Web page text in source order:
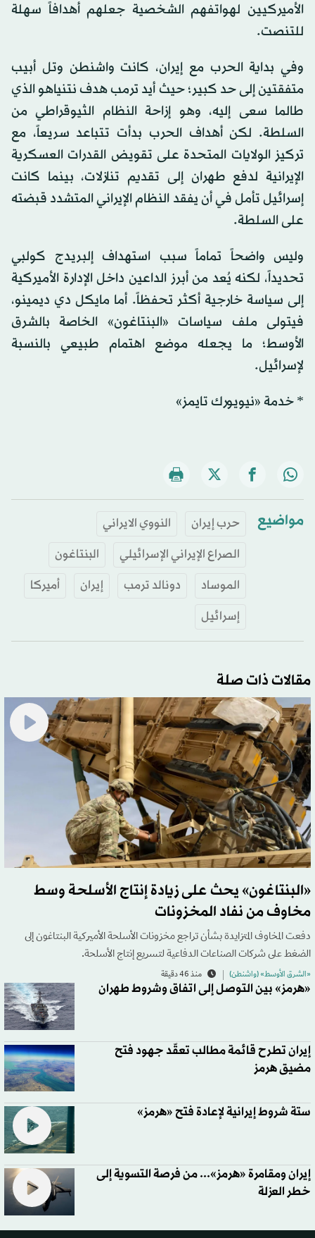
الأميركيين لهواتفهم الشخصية جعلهم أهدافاً سهلة
للتنصت.
وفي بداية الحرب مع إيران، كانت واشنطن وتل أبيب
متفقتين إلى حد كبير؛ حيث أيد ترمب هدف نتنياهو الذي
طالما سعى إليه، وهو إزاحة النظام الثيوقراطي من
السلطة. لكن أهداف الحرب بدأت تتباعد سريعاً، مع
تركيز الولايات المتحدة على تقويض القدرات العسكرية
الإيرانية لدفع طهران إلى تقديم تنازلات، بينما كانت
إسرائيل تأمل في أن يفقد النظام الإيراني المتشدد قبضته
على السلطة.
وليس واضحاً تماماً سبب استهداف إلبريدج كولبي
تحديداً، لكنه يُعد من أبرز الداعين داخل الإدارة الأميركية
إلى سياسة خارجية أكثر تحفظاً. أما مايكل دي ديمينو،
فيتولى ملف سياسات «البنتاغون» الخاصة بالشرق
الأوسط؛ ما يجعله موضع اهتمام طبيعي بالنسبة
لإسرائيل.
* خدمة «نيويورك تايمز»
مواضيع حرب إيران
النووي الايراني
الصراع الإيراني الإسرائيلي
البنتاغون
الموساد
دونالد ترمب إيران
أميركا
إسرائيل
مقالات ذات صلة
«البنتاغون» يحث على زيادة إنتاج الأسلحة وسط
مخاوف من نفاد المخزونات
دفعت المخاوف المتزايدة بشأن تراجع مخزونات الأسلحة الأميركية البنتاغون إلى
الضغط على شركات الصناعات الدفاعية لتسريع إنتاج الأسلحة.
«الشرق الأوسط» (واشنطن) منذ 46 دقيقة
«هرمز» بين التوصل إلى اتفاق وشروط طهران
إيران تطرح قائمة مطالب تعقّد جهود فتح
مضيق هرمز
ستة شروط إيرانية لإعادة فتح «هرمز»
إيران ومقامرة «هرمز»... من فرصة التسوية إلى
خطر العزلة